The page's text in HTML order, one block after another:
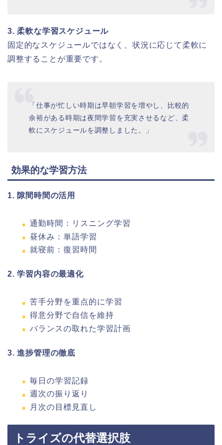
3. 柔軟な学習スケジュール
固定的なスケジュールではなく、状況に応じて柔軟に
調整することが重要です。
「仕事が忙しい時期は早朝学習を増やし、比較的
余裕がある時期は夜間学習を充実させるなど、柔
軟にスケジュールを調整しました。」
効果的な学習方法
1. 隙間時間の活用
通勤時間：リスニング学習
昼休み：単語学習
就寝前：復習時間
2. 学習内容の最適化
苦手分野を重点的に学習
得意分野で自信を維持
バランスの取れた学習計画
3. 進捗管理の徹底
毎日の学習記録
週次の振り返り
月次の目標見直し
トライズの代替選択肢